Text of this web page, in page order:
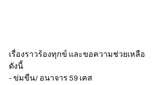
เรื่องราวร้องทุกข์ และขอความช่วยเหลือ
ดังนี้
- ข่มขืน/ อนาจาร 59 เคส